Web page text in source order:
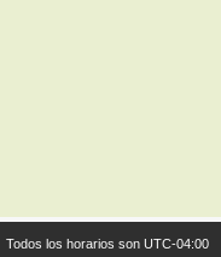
Todos los horarios son UTC-04:00